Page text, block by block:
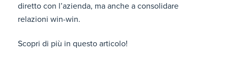
diretto con l’azienda, ma anche a consolidare
relazioni win-win.
Scopri di più in questo articolo!